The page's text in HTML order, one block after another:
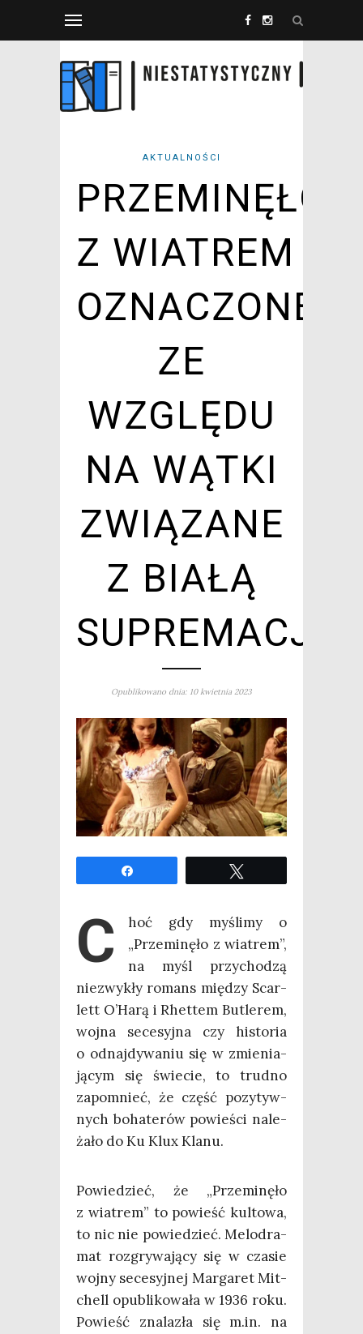
AKTUALNOŚCI
PRZEMINĘŁO
Z WIATREM
OZNACZONE
ZE
WZGLĘDU
NA WĄTKI
ZWIĄZANE
Z BIAŁĄ
SUPREMACJĄ
Opublikowano dnia: 10 kwietnia 2023
C
hoć gdy myśli­my o
„Prze­mi­nę­ło z wia­trem”,
na myśl przy­cho­dzą
nie­zwy­kły romans mię­dzy Scar­
lett O’Harą i Rhet­tem Butle­rem,
woj­na sece­syj­na czy histo­ria
o odnaj­dy­wa­niu się w zmie­nia­
ją­cym się świe­cie, to trud­no
zapo­mnieć, że część pozy­tyw­
nych boha­te­rów powie­ści nale­
ża­ło do Ku Klux Klanu.
Powie­dzieć, że „Prze­mi­nę­ło
z wia­trem” to powieść kul­to­wa,
to nic nie powie­dzieć. Melo­dra­
mat roz­gry­wa­ją­cy się w cza­sie
woj­ny sece­syj­nej Mar­ga­ret Mit­
chell opu­bli­ko­wa­ła w 1936 roku.
Powieść zna­la­zła się m.in. na